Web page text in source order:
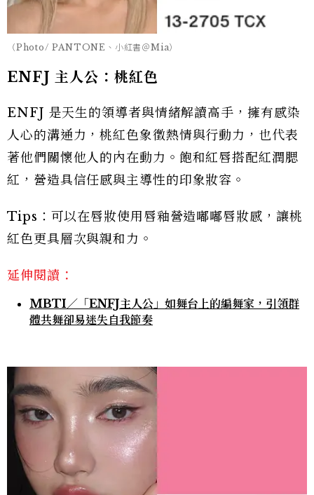
（Photo/ PANTONE、小紅書＠Mia）
ENFJ 主人公：桃紅色
ENFJ 是天生的領導者與情緒解讀高手，擁有感染
人心的溝通力，桃紅色象徵熱情與行動力，也代表
著他們關懷他人的內在動力。飽和紅唇搭配紅潤腮
紅，營造具信任感與主導性的印象妝容。
Tips：可以在唇妝使用唇釉營造嘟嘟唇妝感，讓桃
紅色更具層次與親和力。
延伸閱讀：
MBTI／「ENFJ主人公」如舞台上的編舞家，引領群
體共舞卻易迷失自我節奏